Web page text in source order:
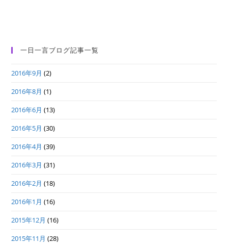
一日一言ブログ記事一覧
2016年9月 (2)
2016年8月 (1)
2016年6月 (13)
2016年5月 (30)
2016年4月 (39)
2016年3月 (31)
2016年2月 (18)
2016年1月 (16)
2015年12月 (16)
2015年11月 (28)